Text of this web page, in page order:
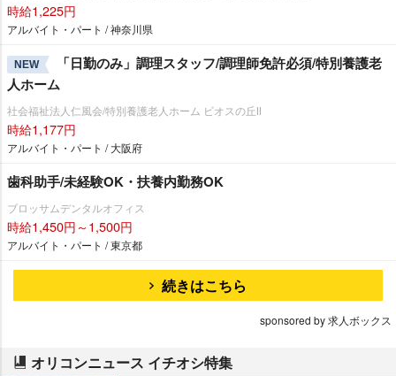
時給1,225円
アルバイト・パート / 神奈川県
NEW
「日勤のみ」調理スタッフ/調理師免許必須/特別養護老
人ホーム
社会福祉法人仁風会/特別養護老人ホーム ビオスの丘Ⅱ
時給1,177円
アルバイト・パート / 大阪府
歯科助手/未経験OK・扶養内勤務OK
ブロッサムデンタルオフィス
時給1,450円～1,500円
アルバイト・パート / 東京都
続きはこちら
sponsored by 求人ボックス
オリコンニュース イチオシ特集